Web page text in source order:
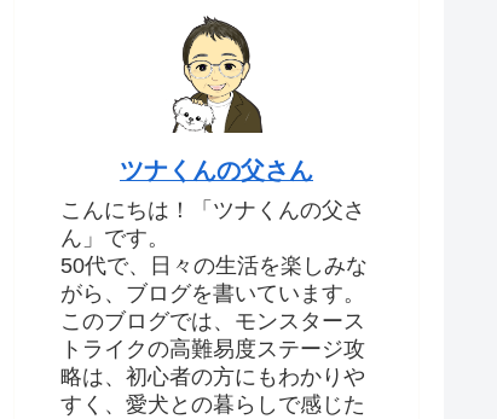
ツナくんの父さん
こんにちは！「ツナくんの父さ
ん」です。
50代で、日々の生活を楽しみな
がら、ブログを書いています。
このブログでは、モンスタース
トライクの高難易度ステージ攻
略は、初心者の方にもわかりや
すく、愛犬との暮らしで感じた